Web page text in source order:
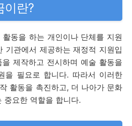
이란?
동을 하는 개인이나 단체를 지원
기관에서 제공하는 재정적 지원입
제작하고 전시하며 예술 활동을
을 필요로 합니다. 따라서 이러한
활동을 촉진하고, 더 나아가 문화
중요한 역할을 합니다.